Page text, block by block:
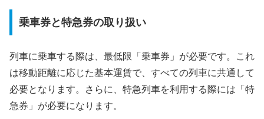
乗車券と特急券の取り扱い
列車に乗車する際は、最低限「乗車券」が必要です。これ
は移動距離に応じた基本運賃で、すべての列車に共通して
必要となります。さらに、特急列車を利用する際には「特
急券」が必要になります。